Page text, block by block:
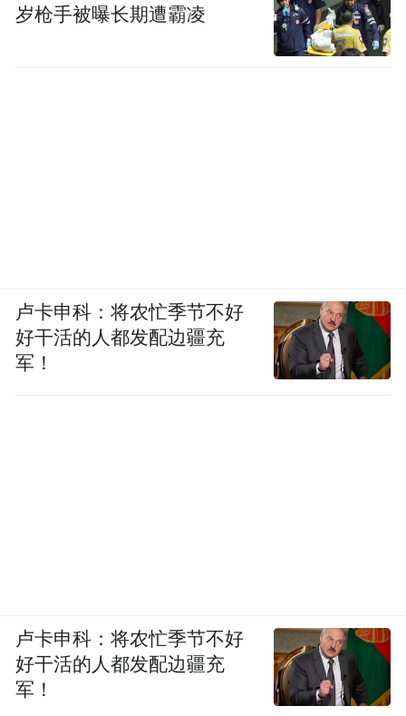
岁枪手被曝长期遭霸凌
卢卡申科：将农忙季节不好
好干活的人都发配边疆充
军！
卢卡申科：将农忙季节不好
好干活的人都发配边疆充
军！